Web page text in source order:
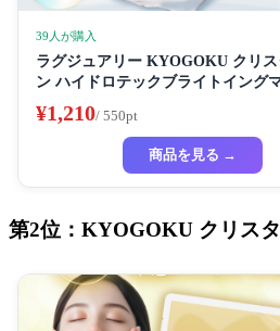
39人が購入
ラグジュアリー KYOGOKU クリス
ン ハイドロテックブライトイング
フェイスパック ビューティーサロ
ートマスク ハイドラ 美容液
¥1,210/ 550pt
商品を見る →
第2位：KYOGOKU クリス